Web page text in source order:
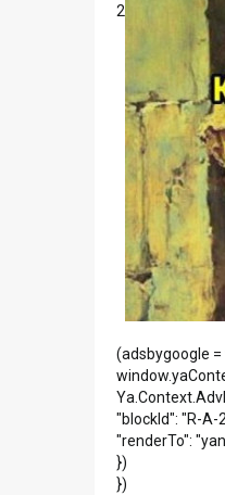
2
(adsbygoogle
"blockId": "R-A-
"renderTo":
})
})